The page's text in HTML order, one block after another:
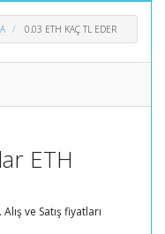
0.03 ETH KAÇ TL EDER
ETH
ve Satış fiyatları